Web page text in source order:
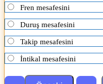
Fren mesafesini
Duruş mesafesini
Takip mesafesini
İntikal mesafesini